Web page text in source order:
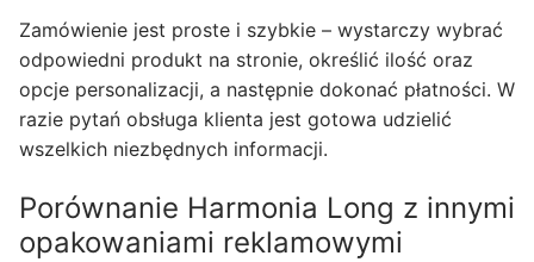
Zamówienie jest proste i szybkie – wystarczy wybrać
odpowiedni produkt na stronie, określić ilość oraz
opcje personalizacji, a następnie dokonać płatności. W
razie pytań obsługa klienta jest gotowa udzielić
wszelkich niezbędnych informacji.
Porównanie Harmonia Long z innymi
opakowaniami reklamowymi